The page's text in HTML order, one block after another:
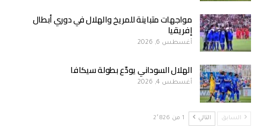
مواجهات متباينة للمريخ والهلال في دوري أبطال
إفريقيا
أغسطس 6, 2026
الهلال السوداني يودّع بطولة سيكافا
أغسطس 4, 2026
السابق التالي 1 من 2٬826